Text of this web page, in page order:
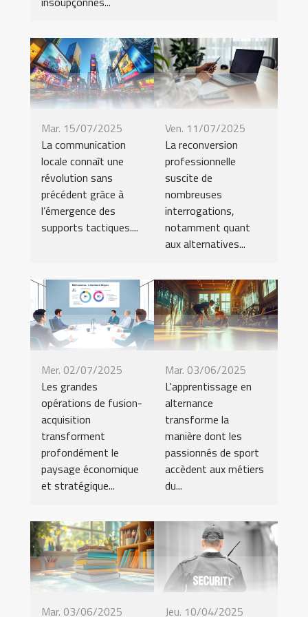
Mar. 15/07/2025
La communication
locale connaît une
révolution sans
précédent grâce à
l’émergence des
supports tactiques....
Ven. 11/07/2025
La reconversion
professionnelle
suscite de
nombreuses
interrogations,
notamment quant
aux alternatives...
Mer. 02/07/2025
Les grandes
opérations de fusion-
acquisition
transforment
profondément le
paysage économique
et stratégique...
Mar. 03/06/2025
L'apprentissage en
alternance
transforme la
manière dont les
passionnés de sport
accèdent aux métiers
du...
Mar. 03/06/2025 Jeu. 10/04/2025